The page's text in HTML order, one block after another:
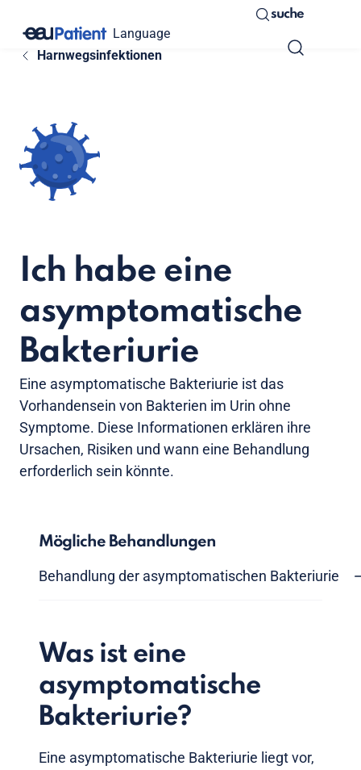
Language
suche
Harnwegsinfektionen
Ich habe eine
asymptomatische
Bakteriurie
Eine asymptomatische Bakteriurie ist das
Vorhandensein von Bakterien im Urin ohne
Symptome. Diese Informationen erklären ihre
Ursachen, Risiken und wann eine Behandlung
erforderlich sein könnte.
Mögliche Behandlungen
Behandlung der asymptomatischen Bakteriurie
Was ist eine
asymptomatische
Bakteriurie?
Eine asymptomatische Bakteriurie liegt vor,